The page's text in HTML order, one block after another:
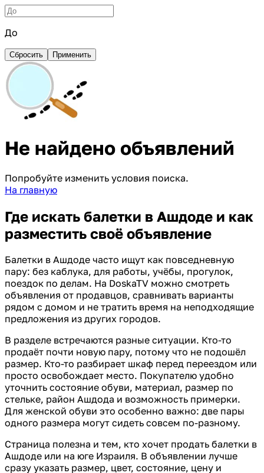
До
Сбросить Применить
Не найдено объявлений
Попробуйте изменить условия поиска.
На главную
Где искать балетки в Ашдоде и как
разместить своё объявление
Балетки в Ашдоде часто ищут как повседневную
пару: без каблука, для работы, учёбы, прогулок,
поездок по делам. На DoskaTV можно смотреть
объявления от продавцов, сравнивать варианты
рядом с домом и не тратить время на неподходящие
предложения из других городов.
В разделе встречаются разные ситуации. Кто-то
продаёт почти новую пару, потому что не подошёл
размер. Кто-то разбирает шкаф перед переездом или
просто освобождает место. Покупателю удобно
уточнить состояние обуви, материал, размер по
стельке, район Ашдода и возможность примерки.
Для женской обуви это особенно важно: две пары
одного размера могут сидеть совсем по-разному.
Страница полезна и тем, кто хочет продать балетки в
Ашдоде или на юге Израиля. В объявлении лучше
сразу указать размер, цвет, состояние, цену и